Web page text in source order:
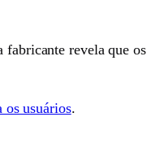
fabricante revela que os
os usuários.